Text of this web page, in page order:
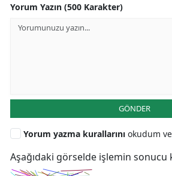
Yorum Yazın (500 Karakter)
GÖNDER
Yorum yazma kurallarını okudum
Aşağıdaki görselde işlemin sonucu